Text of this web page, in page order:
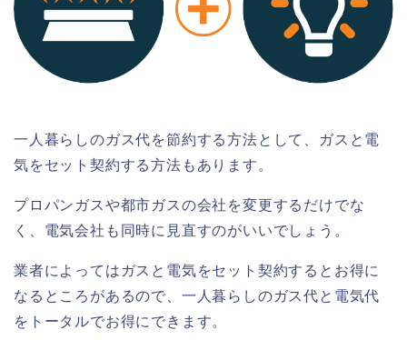
一人暮らしのガス代を節約する方法として、ガスと電
気をセット契約する方法もあります。
プロパンガスや都市ガスの会社を変更するだけでな
く、電気会社も同時に見直すのがいいでしょう。
業者によってはガスと電気をセット契約するとお得に
なるところがあるので、一人暮らしのガス代と電気代
をトータルでお得にできます。